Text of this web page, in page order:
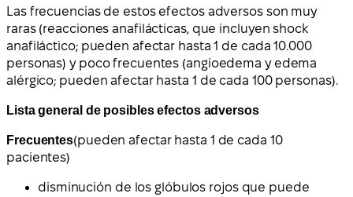
Las frecuencias de estos efectos adversos son muy
raras (reacciones anafilácticas, que incluyen shock
anafiláctico; pueden afectar hasta 1 de cada 10.000
personas) y poco frecuentes (angioedema y edema
alérgico; pueden afectar hasta 1 de cada 100 personas).
Lista general de posibles efectos adversos
Frecuentes(pueden afectar hasta 1 de cada 10
pacientes)
disminución de los glóbulos rojos que puede